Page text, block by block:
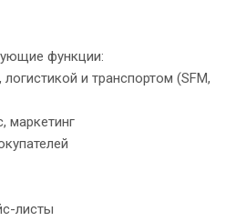
функции:
и транспортом (SFM,
маркетинг
листы